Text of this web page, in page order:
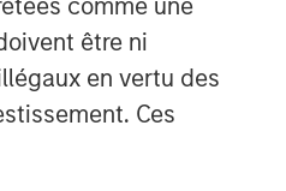
être ni
en vertu des
Ces